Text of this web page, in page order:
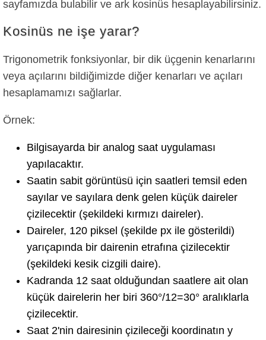
sayfamızda bulabilir ve ark kosinüs hesaplayabilirsiniz.
Kosinüs ne işe yarar?
Trigonometrik fonksiyonlar, bir dik üçgenin kenarlarını
veya açılarını bildiğimizde diğer kenarları ve açıları
hesaplamamızı sağlarlar.
Örnek:
Bilgisayarda bir analog saat uygulaması
yapılacaktır.
Saatin sabit görüntüsü için saatleri temsil eden
sayılar ve sayılara denk gelen küçük daireler
çizilecektir (şekildeki kırmızı daireler).
Daireler, 120 piksel (şekilde px ile gösterildi)
yarıçapında bir dairenin etrafına çizilecektir
(şekildeki kesik cizgili daire).
Kadranda 12 saat olduğundan saatlere ait olan
küçük dairelerin her biri 360°/12=30° aralıklarla
çizilecektir.
Saat 2'nin dairesinin çizileceği koordinatın y